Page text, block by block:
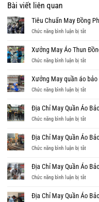
Bài viết liên quan
Tiêu Chuẩn May Đồng
Chức năng bình luận bị tắtở
Chuẩn
Đồng
Đẹp,
Chỉnh
Xưởng May Áo Thun
Chức năng bình luận bị tắtở
May
Thun
Phục
Tay
Theo
Cầu,
Rẻ
Xưởng May quần áo
Chức năng bình luận bị tắtở
May
áo
hộ
lao
tại
9
Địa Chỉ May Quần Áo
Chức năng bình luận bị tắtở
Chỉ
Quần
Bảo
Hộ
Quận
Địa Chỉ May Quần Áo
Chức năng bình luận bị tắtở
Chỉ
Quần
Bảo
Địa Chỉ May Quần Áo
Chức năng bình luận bị tắtở
Chỉ
Địa Chỉ May Quần Áo